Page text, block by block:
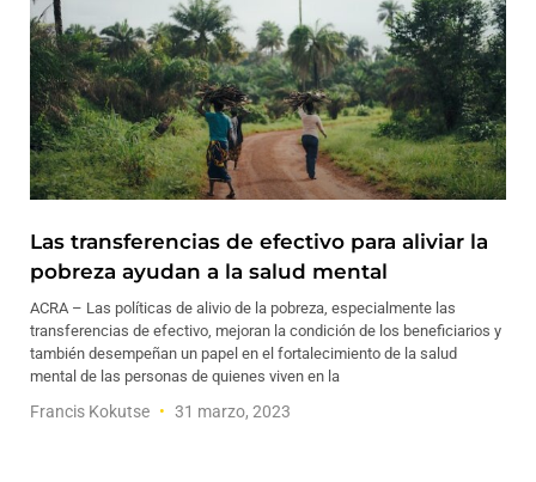
Las transferencias de efectivo para aliviar la
pobreza ayudan a la salud mental
ACRA – Las políticas de alivio de la pobreza, especialmente las
transferencias de efectivo, mejoran la condición de los beneficiarios y
también desempeñan un papel en el fortalecimiento de la salud
mental de las personas de quienes viven en la
Francis Kokutse 31 marzo, 2023